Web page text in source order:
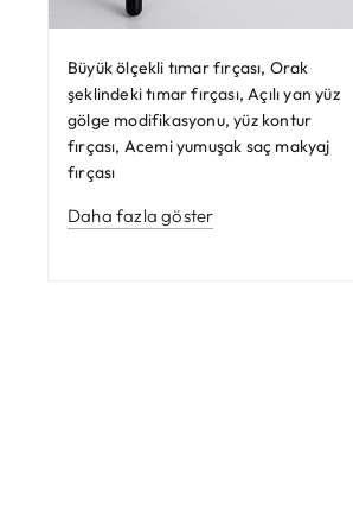
Büyük ölçekli tımar fırçası, Orak
şeklindeki tımar fırçası, Açılı yan yüz
gölge modifikasyonu, yüz kontur
fırçası, Acemi yumuşak saç makyaj
fırçası
Daha fazla göster